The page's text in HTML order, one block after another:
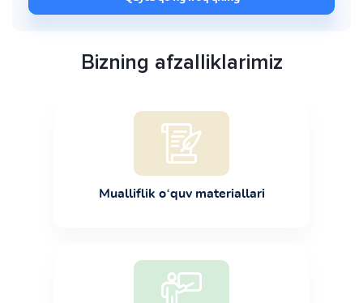
Bizning afzalliklarimiz
Mualliflik o‘quv materiallari